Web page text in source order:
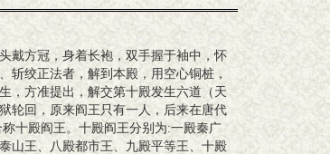
戴方冠，身着长袍，双手握于袖中，怀
斩绞正法者，解到本殿，用空心铜桩，
，方准提出，解交第十殿发生六道（天
轮回，原来阎王只有一人，后来在唐代
十殿阎王。十殿阎王分别为:一殿秦广
山王、八殿都市王、九殿平等王、十殿